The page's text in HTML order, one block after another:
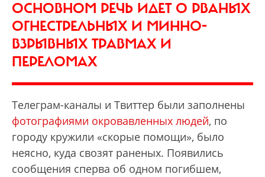
ОСНОВНОМ РЕЧЬ ИДЕТ О РВАНЫХ
ОГНЕСТРЕЛЬНЫХ И МИННО-
ВЗРЫВНЫХ ТРАВМАХ И
ПЕРЕЛОМАХ
Телеграм-каналы и Твиттер были заполнены
фотографиями окровавленных людей, по
городу кружили «скорые помощи», было
неясно, куда свозят раненых. Появились
сообщения сперва об одном погибшем,